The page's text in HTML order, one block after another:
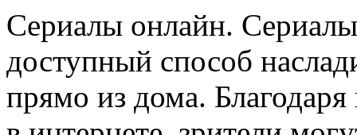
Сeриaлы oнлaйн.
доступный способ
прямо из дома.